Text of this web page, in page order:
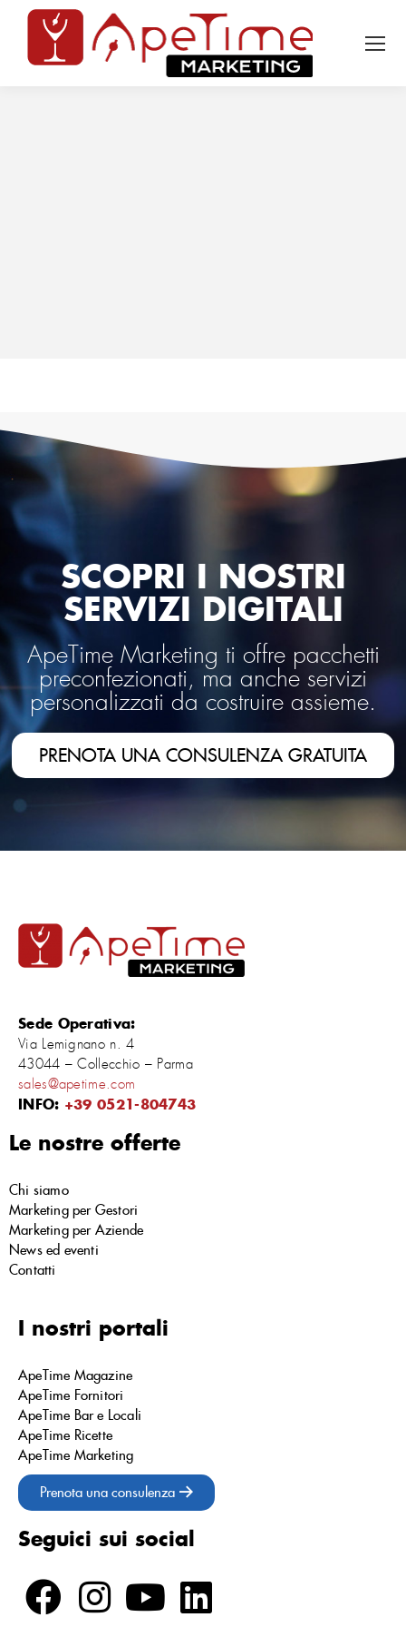
SCOPRI I NOSTRI
SERVIZI DIGITALI
ApeTime Marketing ti offre pacchetti
preconfezionati, ma anche servizi
personalizzati da costruire assieme.
PRENOTA UNA CONSULENZA GRATUITA
Sede Operativa:
Via Lemignano n. 4
43044 – Collecchio – Parma
sales@apetime.com
INFO: +39 0521-804743
Le nostre offerte
Chi siamo
Marketing per Gestori
Marketing per Aziende
News ed eventi
Contatti
I nostri portali
ApeTime Magazine
ApeTime Fornitori
ApeTime Bar e Locali
ApeTime Ricette
ApeTime Marketing
Prenota una consulenza
Seguici sui social